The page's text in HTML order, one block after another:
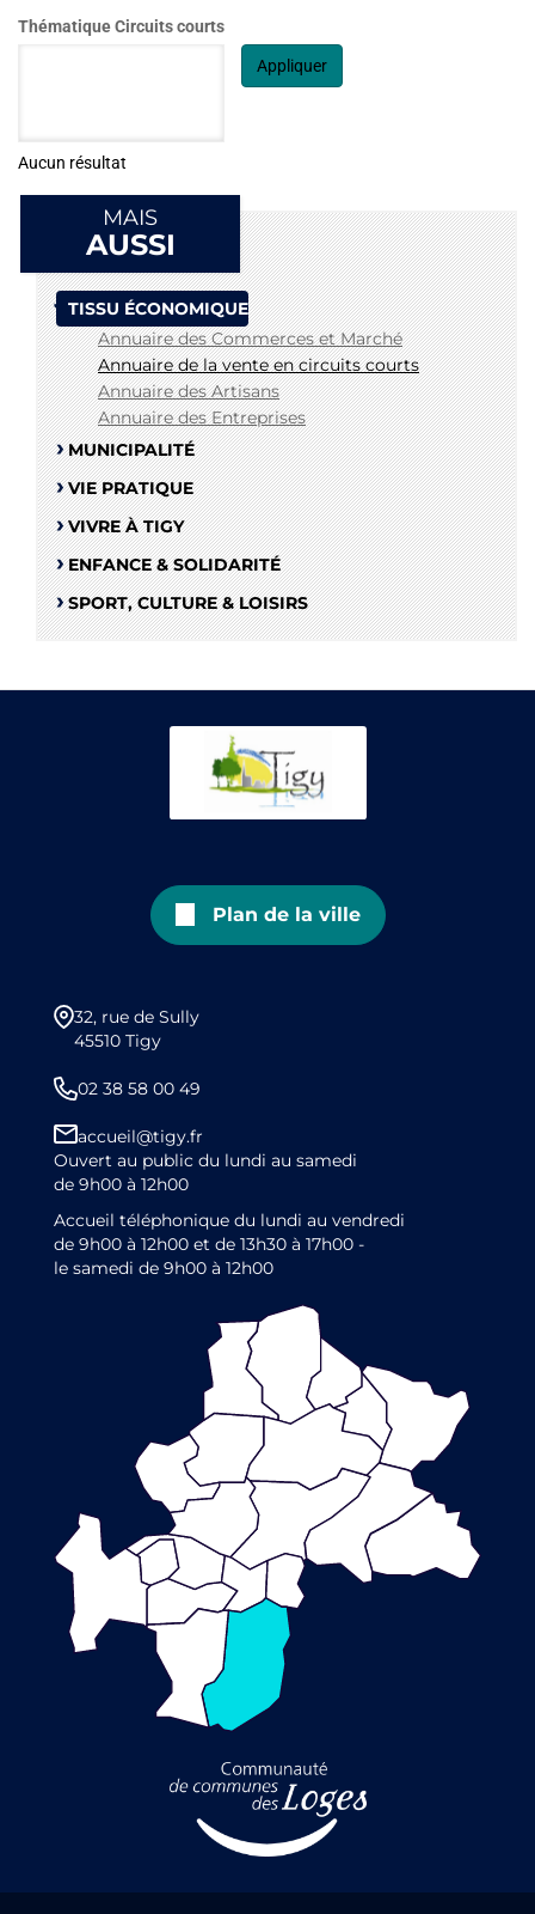
Thématique Circuits courts
Appliquer
Aucun résultat
MAIS
AUSSI
TISSU ÉCONOMIQUE
Annuaire des Commerces et Marché
Annuaire de la vente en circuits courts
Annuaire des Artisans
Annuaire des Entreprises
MUNICIPALITÉ
VIE PRATIQUE
VIVRE À TIGY
ENFANCE & SOLIDARITÉ
SPORT, CULTURE & LOISIRS
Plan de la ville
32, rue de Sully
45510 Tigy
02 38 58 00 49
accueil@tigy.fr
Ouvert au public du lundi au samedi
de 9h00 à 12h00
Accueil téléphonique du lundi au vendredi
de 9h00 à 12h00 et de 13h30 à 17h00 -
le samedi de 9h00 à 12h00